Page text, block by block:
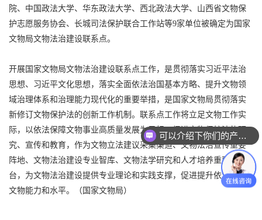
院、中国政法大学、华东政法大学、西北政法大学、山西省文物保
护志愿服务协会、长城司法保护联合工作站等9家单位被确定为国家
文物局文物法治建设联系点。
开展国家文物局文物法治建设联系点工作，是贯彻落实习近平法治
思想、习近平文化思想，落实全面依法治国基本方略、提升文物领
域治理体系和治理能力现代化的重要举措，是国家文物局贯彻落实
新修订文物保护法的创新工作机制。联系点工作将立足文物工作实
际，以依法保障文物事业高质量发展为目标，促进文物保护法的研
究、宣传和教育，作为文物立法建议采集渠道、文物法治宣传重要
阵地、文物法治建设专业智库、文物法学研究和人才培养重要平
台，为文物法治建设提供专业理论和实践支撑，促进提升依法保护
文物能力和水平。（国家文物局）
可以介绍下你们的产品么？